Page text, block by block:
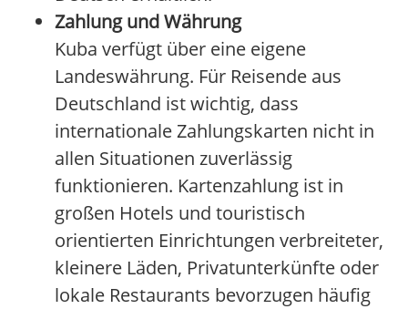
Zahlung und Währung
Kuba verfügt über eine eigene
Landeswährung. Für Reisende aus
Deutschland ist wichtig, dass
internationale Zahlungskarten nicht in
allen Situationen zuverlässig
funktionieren. Kartenzahlung ist in
großen Hotels und touristisch
orientierten Einrichtungen verbreiteter,
kleinere Läden, Privatunterkünfte oder
lokale Restaurants bevorzugen häufig